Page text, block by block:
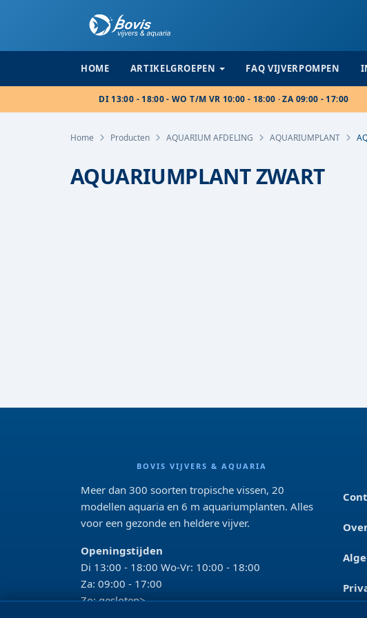
HOME ARTIKELGROEPEN FAQ VIJVERPOMPEN
DI 13:00 - 18:00 - WO T/M VR 10:00 - 18:00 · ZA 09:00 - 17:00
Home Producten AQUARIUM AFDELING AQUARIUMPLANT
AQUARIUMPLANT ZWART
BOVIS VIJVERS & AQUARIA
Meer dan 300 soorten tropische vissen, 20
modellen aquaria en 6 m aquariumplanten. Alles
voor een gezonde en heldere vijver.
Openingstijden
Di 13:00 - 18:00 Wo-Vr: 10:00 - 18:00
Za: 09:00 - 17:00
Zo: gesloten>